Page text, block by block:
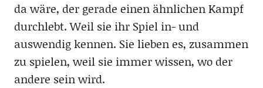
da wäre, der gerade einen ähnlichen Kampf
durchlebt. Weil sie ihr Spiel in- und
auswendig kennen. Sie lieben es, zusammen
zu spielen, weil sie immer wissen, wo der
andere sein wird.